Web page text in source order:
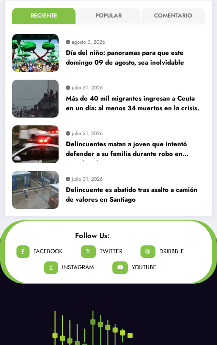
julio 31, 2026
Más de 40 mil migrantes ingresan a Ceuta
julio 31, 2026
Huechuraba
julio 31, 2026
Follow Us:
FACEBOOK TWITTER
INSTAGRAM
YOUTUBE
Informaciones Recientes